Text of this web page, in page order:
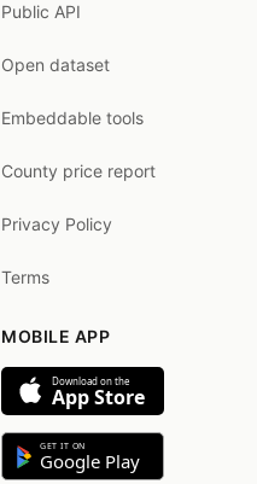
Public API
Open dataset
Embeddable tools
County price report
Privacy Policy
Terms
MOBILE APP
Download on the
App Store
GET IT ON
Google Play